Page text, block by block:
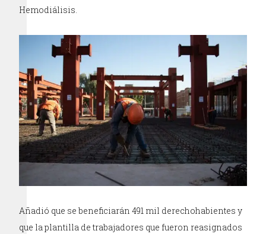
Hemodiálisis.
Añadió que se beneficiarán 491 mil derechohabientes y
que la plantilla de trabajadores que fueron reasignados